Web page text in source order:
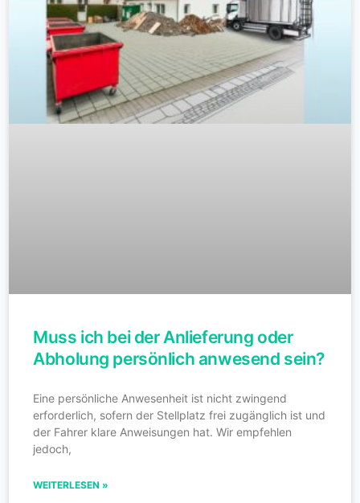
Muss ich bei der Anlieferung oder
Abholung persönlich anwesend sein?
Eine persönliche Anwesenheit ist nicht zwingend
erforderlich, sofern der Stellplatz frei zugänglich ist und
der Fahrer klare Anweisungen hat. Wir empfehlen
jedoch,
WEITERLESEN »